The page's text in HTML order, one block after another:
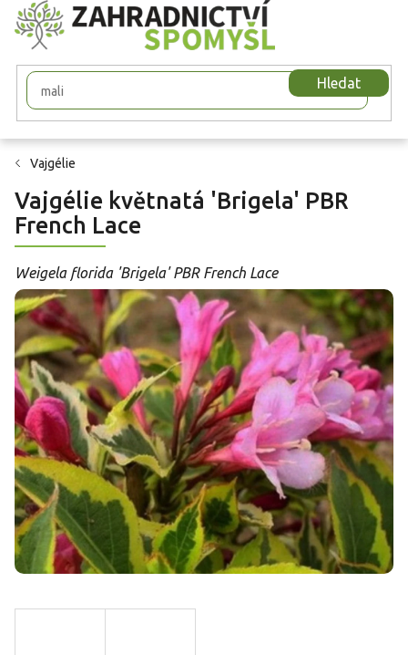
Přejít
na
obsah
Hledat
Vajgélie
Vajgélie květnatá 'Brigela' PBR
French Lace
Weigela florida 'Brigela' PBR French Lace